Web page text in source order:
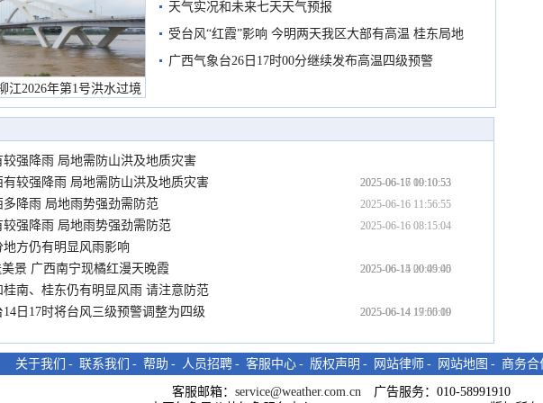
江2026年第1号洪水过境
堤岸见证汛况
天气实况和未来七天天气预报
受台风“红霞”影响 今明两天我区大部有高温 桂东局地
有较强降雨
广西气象台26日17时00分继续发布高温四级预警
较强降雨 局地需防山洪及地质灾害
2025-06-17 00:10:53
较强降雨 局地需防山洪及地质灾害 2025-06-16 19:10:53
降雨 局地雨势强劲需防范 2025-06-16 11:56:55
强降雨 局地雨势强劲需防范 2025-06-16 08:15:04
方仍有明显风雨影响
2025-06-15 00:05:00
美景 广西南宁现橘红漫天晚霞 2025-06-14 20:49:45
南、桂东仍有明显风雨 请注意防范
2025-06-14 19:05:19
日17时将台风三级预警调整为四级 2025-06-14 17:50:00
关于我们 - 联系我们 - 帮助 - 人员招聘 - 客服中心 - 版权声明 - 网站律师 - 网站地图 - 商务合
客服邮箱： service@weather.com.cn 广告服务：010-58991910